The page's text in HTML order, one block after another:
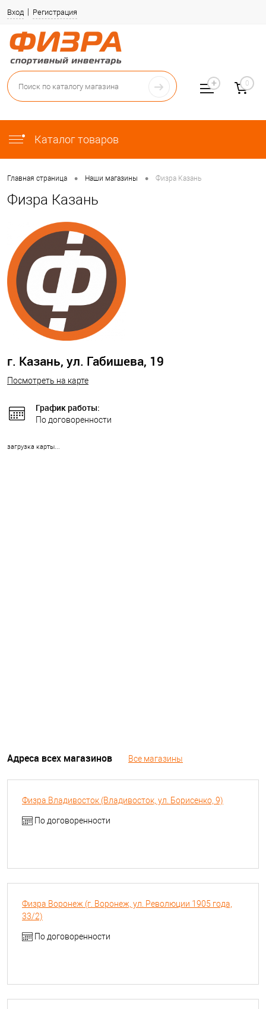
Вход Регистрация
Каталог товаров
0
Главная страница • Наши магазины • Физра Казань
Физра Казань
г. Казань, ул. Габишева, 19
Посмотреть на карте
График работы:
По договоренности
загрузка карты...
Адреса всех магазинов Все магазины
Физра Владивосток (Владивосток, ул. Борисенко, 9)
По договоренности
Физра Воронеж (г. Воронеж, ул. Революции 1905 года,
33/2)
По договоренности